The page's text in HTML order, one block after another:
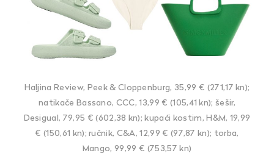
Haljina Review, Peek & Cloppenburg, 35,99 € (271,17 kn);
natikače Bassano, CCC, 13,99 € (105,41 kn); šešir,
Desigual, 79,95 € (602,38 kn); kupaći kostim, H&M, 19,99
€ (150,61 kn); ručnik, C&A, 12,99 € (97,87 kn); torba,
Mango, 99,99 € (753,57 kn)